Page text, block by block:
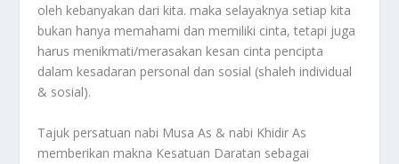
oleh kebanyakan dari kita. maka selayaknya setiap kita
bukan hanya memahami dan memiliki cinta, tetapi juga
harus menikmati/merasakan kesan cinta pencipta
dalam kesadaran personal dan sosial (shaleh individual
& sosial).
Tajuk persatuan nabi Musa As & nabi Khidir As
memberikan makna Kesatuan Daratan sebagai